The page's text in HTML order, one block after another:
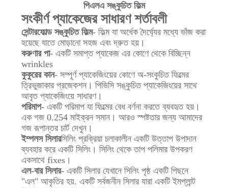
পিএলএ সঙ্কুচিত ফিল্ম
সংকীর্ণ প্যাকেজের সাধারণ শর্তাবলী
সেন্টারফোল্ড সঙ্কুচিত ফিল্ম- ফিল্ম যা অর্ধেক দৈর্ঘ্যের মধ্যে ভাঁজ করা
হয়েছে যাতে মোড়ানো সহজ এবং দ্রুত হয়।
করুণার পা- একটি সমাপ্ত প্যাকেজ এর কোণে থেকে বিচ্ছিন্ন
wrinkles
কুকুরের কান- সম্পূর্ণ প্যাকেজিংয়ের কোণে অ-সংকুচিত ফিল্মের
ত্রিভুজাকার প্রজেকশন। পিভিসি সঙ্কুচিত প্যাকেজিংয়ের সাথে
আবৃত প্যাকেজিংয়ে সাধারণ।
পরিমাপ- একটি পরিমাপ যা ফিল্মের বেধ বর্ণনা করতে ব্যবহৃত হয়।
এক গজ 0.254 মাইক্রন সমান। আরও স্পষ্টতার জন্য আমাদের
গজ রূপান্তর চার্ট দেখুন।
ইম্পলস সিলারসিলিং প্রক্রিয়া চলাকালীন একটি উত্তাপ উপাদান
ব্যবহার করে একটি সিলিং। সিলিং থেকে তাপ পলিমার উপকরণ
একসাথে fixes।
এল-বার সিলার- একটি সিলার যেখানে সিলিং পৃষ্ঠ একটি পিছনে
"এল" আকৃতির হয়. একটি সর্বজনীন সিলার যারা একটি ইমপ্লান্ট